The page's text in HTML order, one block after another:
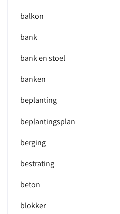
balkon
bank
bank en stoel
banken
beplanting
beplantingsplan
berging
bestrating
beton
blokker